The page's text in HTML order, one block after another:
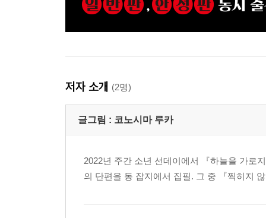
저자 소개 (2명)
글그림 : 코노시마 루카
2022년 주간 소년 선데이에서 『하늘을 가로
의 단편을 동 잡지에서 집필. 그 중 『찍히지